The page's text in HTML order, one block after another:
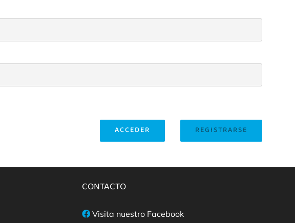
REGISTRARSE
ACCEDER
CONTACTO
Visita nuestro Facebook